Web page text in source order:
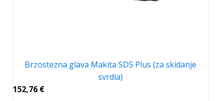
Brzostezna glava Makita SDS Plus (za skidanje
svrdla)
152,76 €